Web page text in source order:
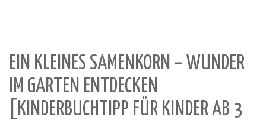
EIN KLEINES SAMENKORN – WUNDER
IM GARTEN ENTDECKEN
[KINDERBUCHTIPP FÜR KINDER AB 3